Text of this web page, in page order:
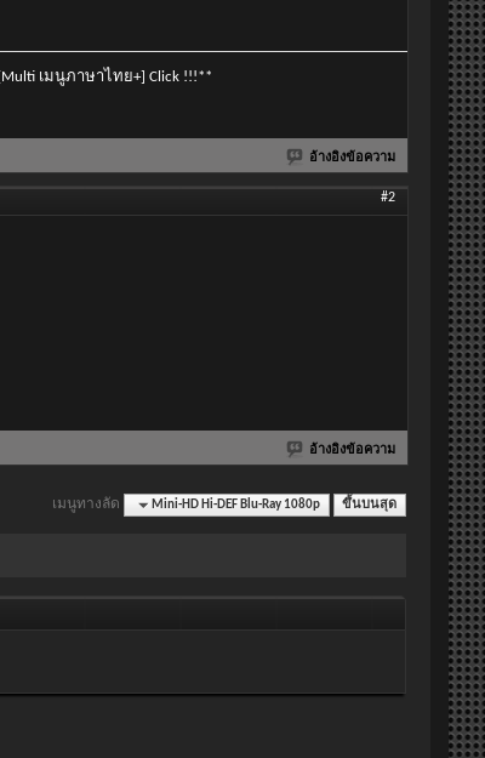
เมนูภาษาไทย+] Click !!!**
อ้างอิงข้อความ
#2
อ้างอิงข้อความ
เมนูทางลัด Mini-HD Hi-DEF Blu-Ray 1080p ขึ้นบนสุด